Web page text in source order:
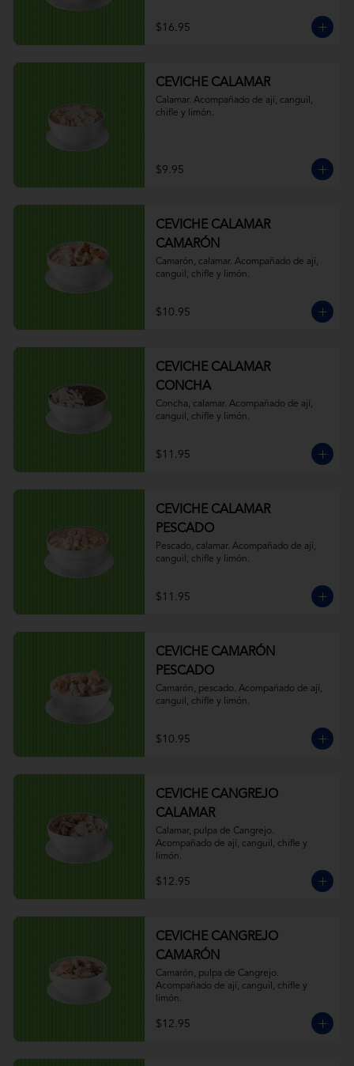
$16.95
CEVICHE CALAMAR
Calamar. Acompañado de ají, canguil,
chifle y limón.
$9.95
CEVICHE CALAMAR
CAMARÓN
Camarón, calamar. Acompañado de ají,
canguil, chifle y limón.
$10.95
CEVICHE CALAMAR
CONCHA
Concha, calamar. Acompañado de ají,
canguil, chifle y limón.
$11.95
CEVICHE CALAMAR
PESCADO
Pescado, calamar. Acompañado de ají,
canguil, chifle y limón.
$11.95
CEVICHE CAMARÓN
PESCADO
Camarón, pescado. Acompañado de ají,
canguil, chifle y limón.
$10.95
CEVICHE CANGREJO
CALAMAR
Calamar, pulpa de Cangrejo.
Acompañado de ají, canguil, chifle y
limón.
$12.95
CEVICHE CANGREJO
CAMARÓN
Camarón, pulpa de Cangrejo.
Acompañado de ají, canguil, chifle y
limón.
$12.95